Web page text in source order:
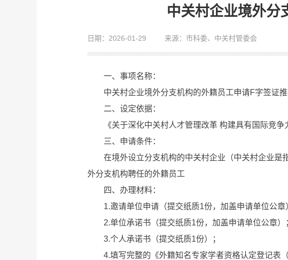
中关村企业境外分
日期：2026-01-29 来源：市科委、中关村管委会
一、事项名称：
中关村企业境外分支机构的外籍员工申请F字签证推
二、设定依据：
《关于深化中关村人才管理改革 构建具有国际竞争
三、申请条件：
在境外设立分支机构的中关村企业（中关村企业是
外分支机构聘任的外籍员工
四、办理材料：
1.邀请单位申请（提交纸质1份，加盖申请单位公章
2.单位承诺书（提交纸质1份，加盖申请单位公章）
3.个人承诺书（提交纸质1份）；
4.填写完整的《外籍知名专家学者资格认定登记表（